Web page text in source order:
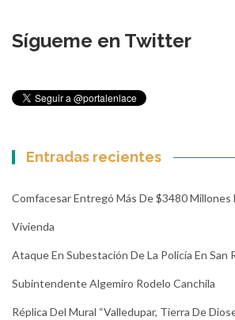
Sígueme en Twitter
Entradas recientes
Comfacesar Entregó Más De $3480 Millones
Vivienda
Ataque En Subestación De La Policía En San
Subintendente Algemiro Rodelo Canchila
Réplica Del Mural “Valledupar, Tierra De